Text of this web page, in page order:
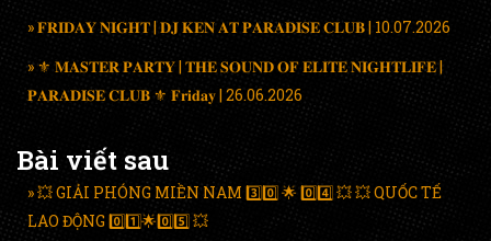
» 𝐅𝐑𝐈𝐃𝐀𝐘 𝐍𝐈𝐆𝐇𝐓 | 𝐃𝐉 𝐊𝐄𝐍 𝐀𝐓 𝐏𝐀𝐑𝐀𝐃𝐈𝐒𝐄 𝐂𝐋𝐔𝐁 | 10.07.2026
» ⚜️ 𝐌𝐀𝐒𝐓𝐄𝐑 𝐏𝐀𝐑𝐓𝐘 | 𝐓𝐇𝐄 𝐒𝐎𝐔𝐍𝐃 𝐎𝐅 𝐄𝐋𝐈𝐓𝐄 𝐍𝐈𝐆𝐇𝐓𝐋𝐈𝐅𝐄 |
𝐏𝐀𝐑𝐀𝐃𝐈𝐒𝐄 𝐂𝐋𝐔𝐁 ⚜️ 𝐅𝐫𝐢𝐝𝐚𝐲 | 26.06.2026
Bài viết sau
» 💥 GIẢI PHÓNG MIỀN NAM 3️⃣0️⃣ 🌟 0️⃣4️⃣ 💥 💥 QUỐC TẾ
LAO ĐỘNG 0️⃣1️⃣🌟0️⃣5️⃣ 💥